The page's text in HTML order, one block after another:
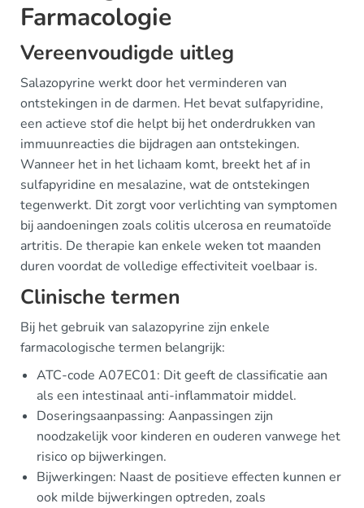
Farmacologie
Vereenvoudigde uitleg
Salazopyrine werkt door het verminderen van
ontstekingen in de darmen. Het bevat sulfapyridine,
een actieve stof die helpt bij het onderdrukken van
immuunreacties die bijdragen aan ontstekingen.
Wanneer het in het lichaam komt, breekt het af in
sulfapyridine en mesalazine, wat de ontstekingen
tegenwerkt. Dit zorgt voor verlichting van symptomen
bij aandoeningen zoals colitis ulcerosa en reumatoïde
artritis. De therapie kan enkele weken tot maanden
duren voordat de volledige effectiviteit voelbaar is.
Clinische termen
Bij het gebruik van salazopyrine zijn enkele
farmacologische termen belangrijk:
ATC-code A07EC01: Dit geeft de classificatie aan
als een intestinaal anti-inflammatoir middel.
Doseringsaanpassing: Aanpassingen zijn
noodzakelijk voor kinderen en ouderen vanwege het
risico op bijwerkingen.
Bijwerkingen: Naast de positieve effecten kunnen er
ook milde bijwerkingen optreden, zoals